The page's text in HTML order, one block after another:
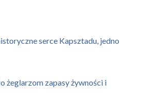
serce Kapsztadu, jedno
żeglarzom zapasy żywności i